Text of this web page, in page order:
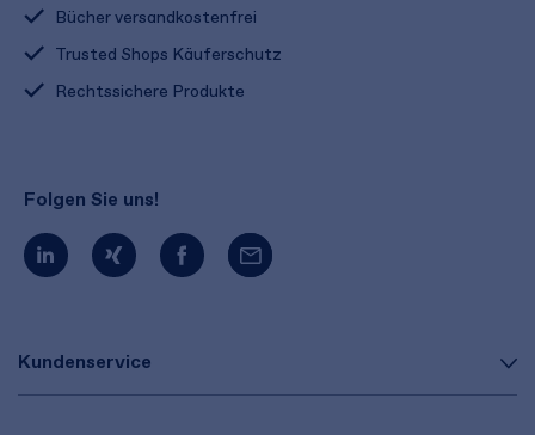
Kundenservice
Bücher versandkostenfrei
Trusted Shops Käuferschutz
Rechtssichere Produkte
Folgen Sie uns!